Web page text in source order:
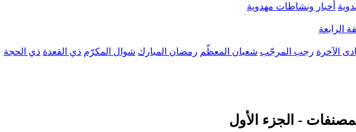
أخبار ونشاطات مهدوية
الرابعة
الآخرة رجب المرجّب شعبان المعظّم رمضان المبارك شوال المكرّم ذي القعدة ذي الحجة
- الجزء الأول